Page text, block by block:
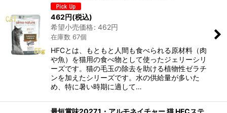
462円(税込)
希望小売価格: 462円
在庫数 67個
HFCとは、もともと人間も食べられる原材料（肉
や魚）を猫用の食べ物として使ったジェリーシリ
ーズです。猫の毛玉の除去を助ける植物性ゼラチ
ンを加えたシリーズです。水の供給量が多いた
め、特に暑い時期に適して…